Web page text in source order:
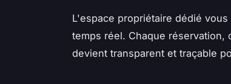
L'espace propriétaire dédié
temps réel. Chaque
devient transparent et traçable